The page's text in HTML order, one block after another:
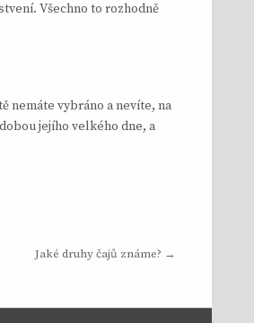
Všechno to rozhodně
nemáte vybráno a nevíte, na
jejího velkého dne, a
Jaké druhy čajů známe? →